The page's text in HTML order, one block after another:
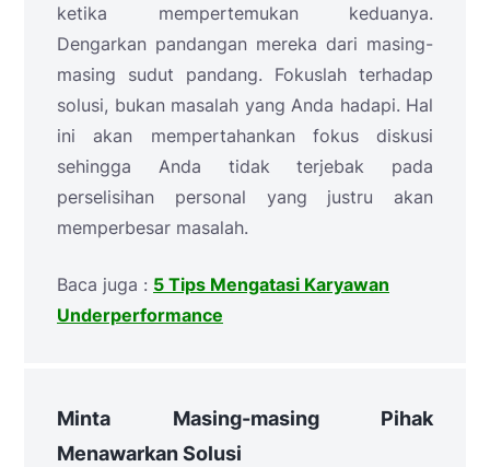
ketika mempertemukan keduanya.
Dengarkan pandangan mereka dari masing-
masing sudut pandang. Fokuslah terhadap
solusi, bukan masalah yang Anda hadapi. Hal
ini akan mempertahankan fokus diskusi
sehingga Anda tidak terjebak pada
perselisihan personal yang justru akan
memperbesar masalah.
Baca juga : 5 Tips Mengatasi Karyawan
Underperformance
Minta Masing-masing Pihak
Menawarkan Solusi